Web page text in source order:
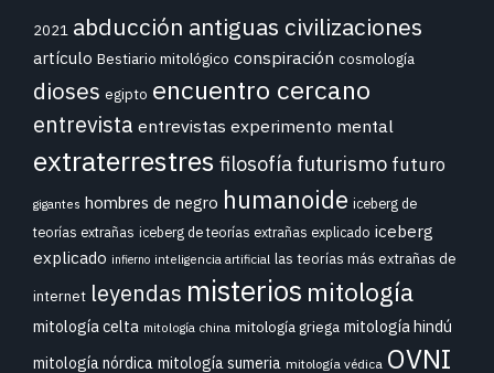
2021 abducción antiguas civilizaciones
artículo Bestiario mitológico conspiración cosmología
dioses egipto encuentro cercano
entrevista entrevistas experimento mental
extraterrestres filosofía futurismo futuro
gigantes hombres de negro humanoide iceberg de
teorías extrañas iceberg de teorías extrañas explicado iceberg
explicado infierno inteligencia artificial las teorías más extrañas de
internet leyendas misterios mitología
mitología celta mitología china mitología griega mitología hindú
mitología nórdica mitología sumeria mitología védica OVNI